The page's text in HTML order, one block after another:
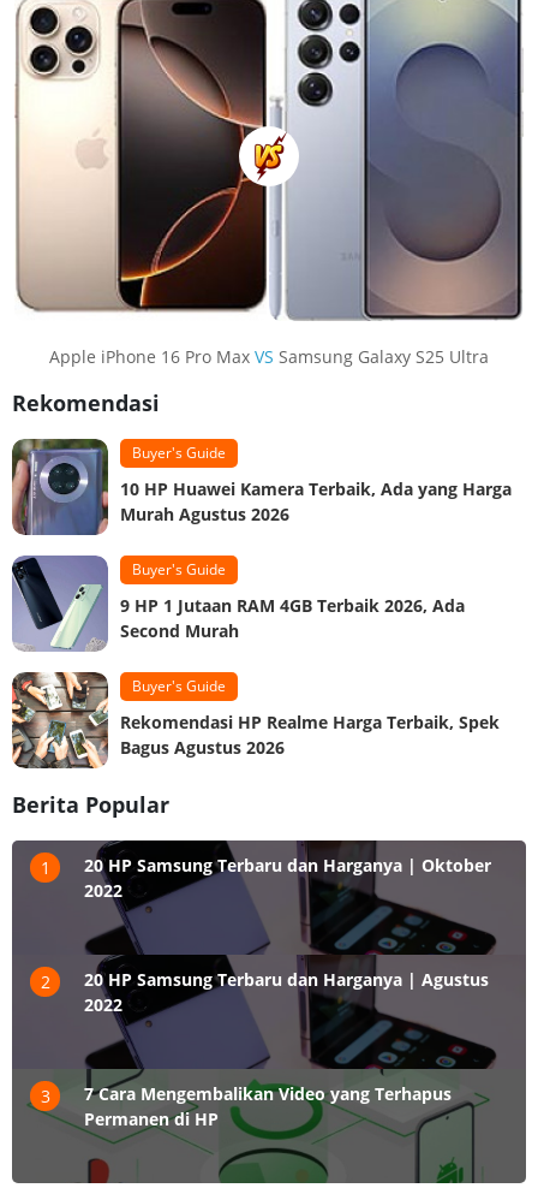
Apple iPhone 16 Pro Max VS Samsung Galaxy S25 Ultra
Rekomendasi
Buyer's Guide
10 HP Huawei Kamera Terbaik, Ada yang Harga
Murah Agustus 2026
Buyer's Guide
9 HP 1 Jutaan RAM 4GB Terbaik 2026, Ada
Second Murah
Buyer's Guide
Rekomendasi HP Realme Harga Terbaik, Spek
Bagus Agustus 2026
Berita Popular
1
20 HP Samsung Terbaru dan Harganya | Oktober
2022
2
20 HP Samsung Terbaru dan Harganya | Agustus
2022
3
7 Cara Mengembalikan Video yang Terhapus
Permanen di HP